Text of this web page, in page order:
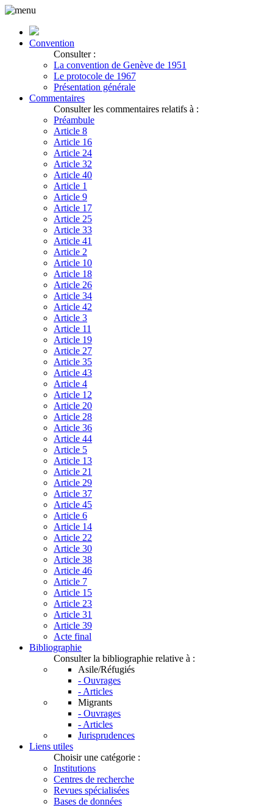
Convention
Consulter :
La convention de Genève de 1951
Le protocole de 1967
Présentation générale
Commentaires
Consulter les commentaires relatifs à :
Préambule
Article 8
Article 16
Article 24
Article 32
Article 40
Article 1
Article 9
Article 17
Article 25
Article 33
Article 41
Article 2
Article 10
Article 18
Article 26
Article 34
Article 42
Article 3
Article 11
Article 19
Article 27
Article 35
Article 43
Article 4
Article 12
Article 20
Article 28
Article 36
Article 44
Article 5
Article 13
Article 21
Article 29
Article 37
Article 45
Article 6
Article 14
Article 22
Article 30
Article 38
Article 46
Article 7
Article 15
Article 23
Article 31
Article 39
Acte final
Bibliographie
Consulter la bibliographie relative à :
Asile/Réfugiés
- Ouvrages
- Articles
Migrants
- Ouvrages
- Articles
Jurisprudences
Liens utiles
Choisir une catégorie :
Institutions
Centres de recherche
Revues spécialisées
Bases de données